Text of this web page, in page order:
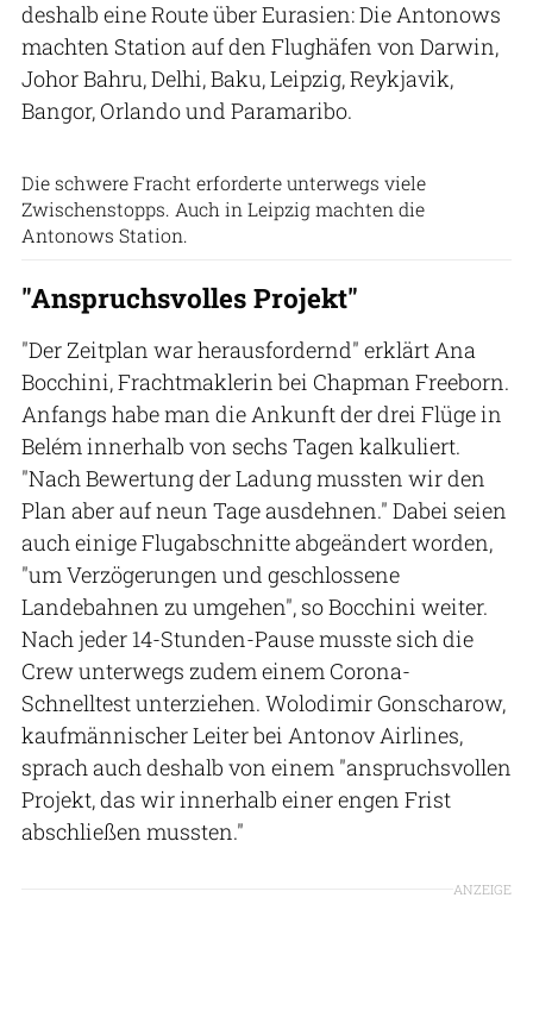
deshalb eine Route über Eurasien: Die Antonows
machten Station auf den Flughäfen von Darwin,
Johor Bahru, Delhi, Baku, Leipzig, Reykjavik,
Bangor, Orlando und Paramaribo.
Die schwere Fracht erforderte unterwegs viele
Zwischenstopps. Auch in Leipzig machten die
Antonows Station.
"Anspruchsvolles Projekt"
"Der Zeitplan war herausfordernd" erklärt Ana
Bocchini, Frachtmaklerin bei Chapman Freeborn.
Anfangs habe man die Ankunft der drei Flüge in
Belém innerhalb von sechs Tagen kalkuliert.
"Nach Bewertung der Ladung mussten wir den
Plan aber auf neun Tage ausdehnen." Dabei seien
auch einige Flugabschnitte abgeändert worden,
"um Verzögerungen und geschlossene
Landebahnen zu umgehen", so Bocchini weiter.
Nach jeder 14-Stunden-Pause musste sich die
Crew unterwegs zudem einem Corona-
Schnelltest unterziehen. Wolodimir Gonscharow,
kaufmännischer Leiter bei Antonov Airlines,
sprach auch deshalb von einem "anspruchsvollen
Projekt, das wir innerhalb einer engen Frist
abschließen mussten."
ANZEIGE